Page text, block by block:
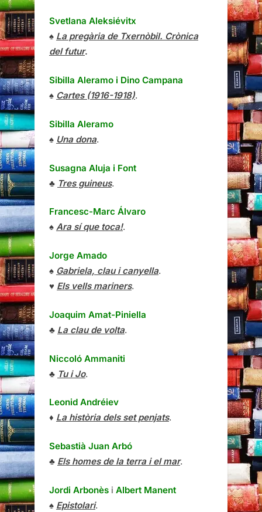
Svetlana Aleksiévitx
♠ La pregària de Txernòbil. Crònica
del futur.
Sibilla Aleramo i Dino Campana
♠ Cartes (1916-1918).
Sibilla Aleramo
♠ Una dona.
Susagna Aluja i Font
♣ Tres guineus.
Francesc-Marc Álvaro
♠ Ara sí que toca!.
Jorge Amado
♠ Gabriela, clau i canyella.
♥ Els vells mariners.
Joaquim Amat-Piniella
♣ La clau de volta.
Niccoló Ammaniti
♣ Tu i Jo.
Leonid Andréiev
♦ La història dels set penjats.
Sebastià Juan Arbó
♣ Els homes de la terra i el mar.
Jordi Arbonès i Albert Manent
♠ Epistolari.